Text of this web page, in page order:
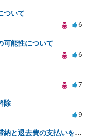
ついて
6
可能性について
6
7
除
9
住人トラブルに関する相談：家賃滞納と退去費の支払いを拒否され、管理鍵の横領も発生